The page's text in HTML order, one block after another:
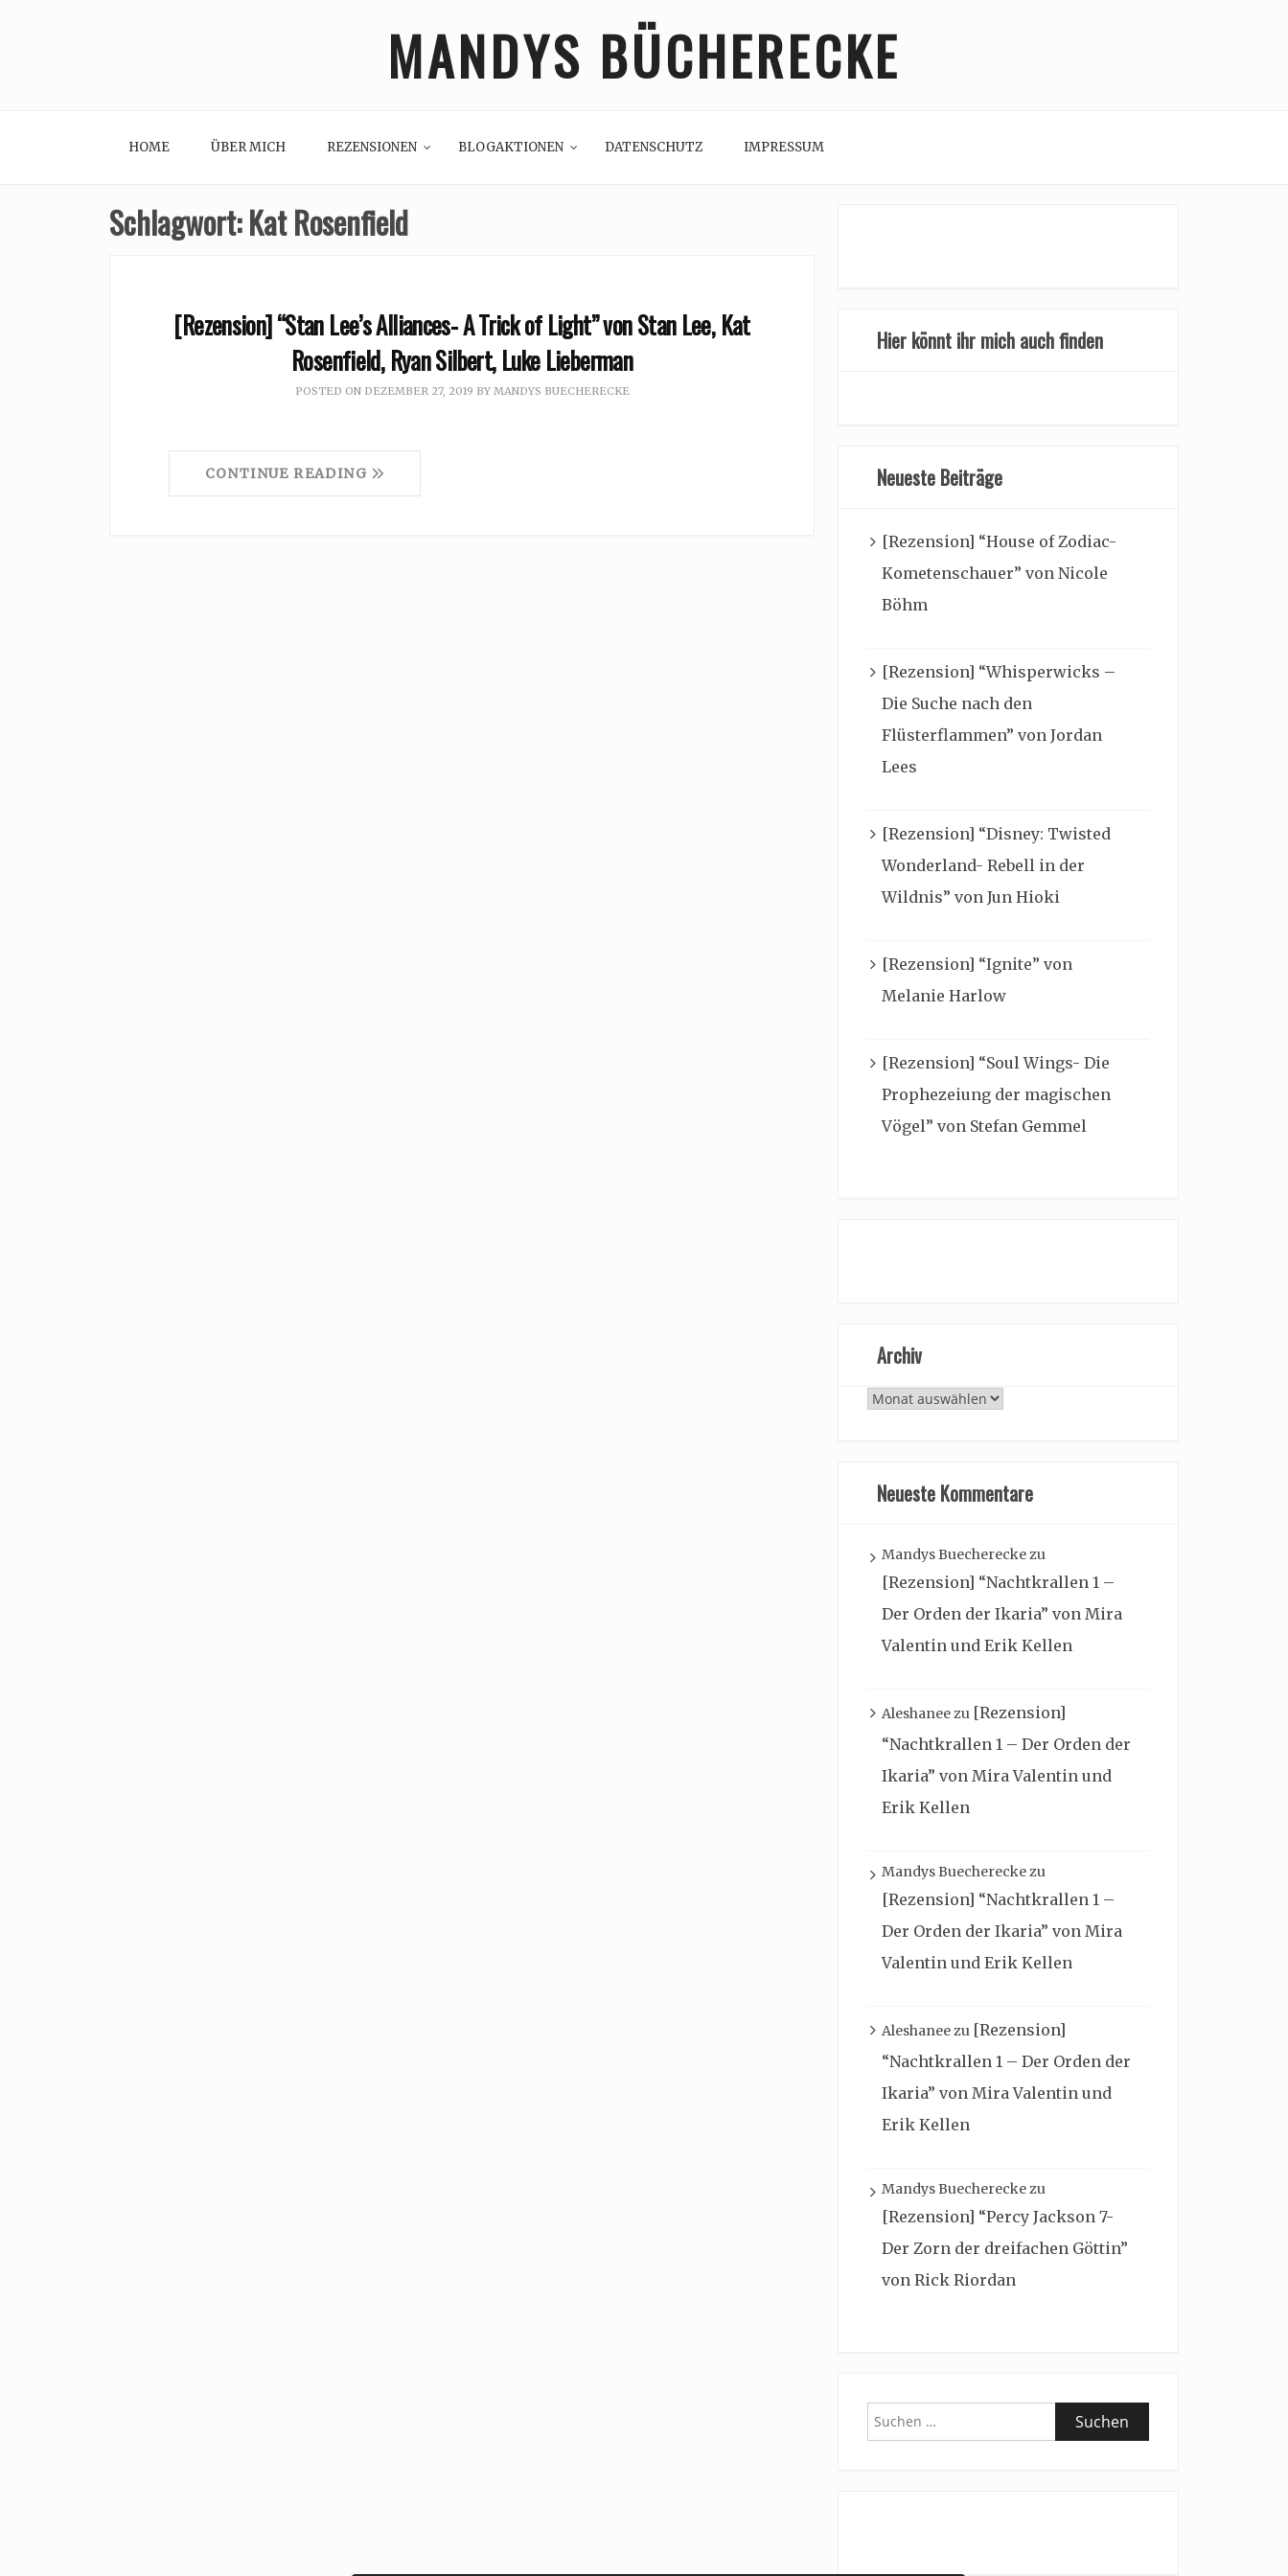
MANDYS BÜCHERECKE
HOME ÜBER MICH REZENSIONEN BLOGAKTIONEN DATENSCHUTZ IMPRESSUM
Schlagwort:Kat Rosenfield
[Rezension] “Stan Lee’s Alliances- A Trick of Light” von Stan Lee, Kat
Rosenfield, Ryan Silbert, Luke Lieberman
POSTED ON DEZEMBER 27, 2019 BY MANDYS BUECHERECKE
CONTINUE READING
Hier könnt ihr mich auch finden
Neueste Beiträge
[Rezension] “House of Zodiac-
Kometenschauer” von Nicole
Böhm
[Rezension] “Whisperwicks –
Die Suche nach den
Flüsterflammen” von Jordan
Lees
[Rezension] “Disney: Twisted
Wonderland- Rebell in der
Wildnis” von Jun Hioki
[Rezension] “Ignite” von
Melanie Harlow
[Rezension] “Soul Wings- Die
Prophezeiung der magischen
Vögel” von Stefan Gemmel
Archiv
Archiv
Neueste Kommentare
Mandys Buechereckezu
[Rezension] “Nachtkrallen 1 –
Der Orden der Ikaria” von Mira
Valentin und Erik Kellen
Aleshaneezu [Rezension]
“Nachtkrallen 1 – Der Orden der
Ikaria” von Mira Valentin und
Erik Kellen
Mandys Buechereckezu
[Rezension] “Nachtkrallen 1 –
Der Orden der Ikaria” von Mira
Valentin und Erik Kellen
Aleshaneezu [Rezension]
“Nachtkrallen 1 – Der Orden der
Ikaria” von Mira Valentin und
Erik Kellen
Mandys Buechereckezu
[Rezension] “Percy Jackson 7-
Der Zorn der dreifachen Göttin”
von Rick Riordan
Suchen
nach: